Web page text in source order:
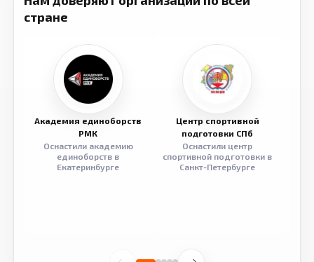
стране
Академия единоборств
РМК
Оснастили академию
единоборств в
Екатеринбурге
Центр спортивной
подготовки СПб
Оснастили центр
спортивной подготовки в
Санкт-Петербурге